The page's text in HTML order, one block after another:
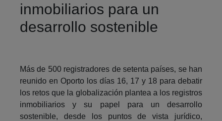
inmobiliarios para un
desarrollo sostenible
Más de 500 registradores de setenta países, se han
reunido en Oporto los días 16, 17 y 18 para debatir
los retos que la globalización plantea a los registros
inmobiliarios y su papel para un desarrollo
sostenible, desde los puntos de vista jurídico,